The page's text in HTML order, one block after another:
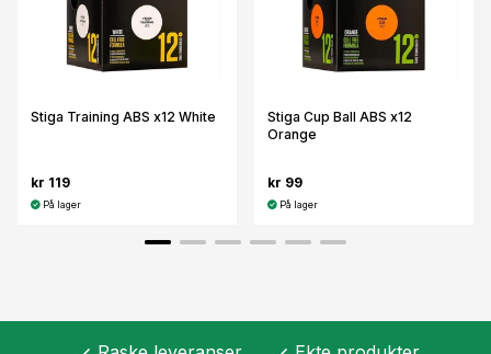
Stiga Training ABS x12 White
kr 119
På lager
Stiga Cup Ball ABS x12
Orange
kr 99
På lager